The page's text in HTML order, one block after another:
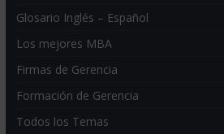
Glosario Inglés – Español
Los mejores MBA
Firmas de Gerencia
Formación de Gerencia
Todos los Temas